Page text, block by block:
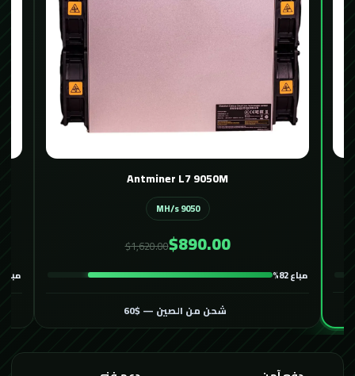
Antminer L7 9050M
9050 MH/s
$890.00
$1,620.00
مباع 82%
شحن من الصين — $60
مباع 58%